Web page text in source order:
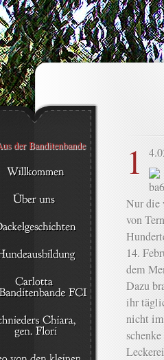
1
Nur die
von
14.
dem
Dazu
ihr
nicht